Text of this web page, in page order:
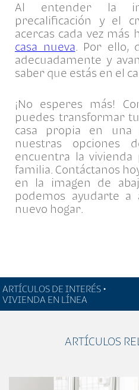
Al entender la
precalificación y el
acercas cada vez más
casa nueva. Por ello,
adecuadamente y
saber que estás en el
¡No esperes más!
puedes transformar
casa propia en una
nuestras opciones
encuentra la
familia. Contáctanos
en la imagen de
podemos ayudarte
nuevo hogar.
ARTÍCULOS DE INTERÉS •
VIVIENDA EN LÍNEA
ARTÍCULOS